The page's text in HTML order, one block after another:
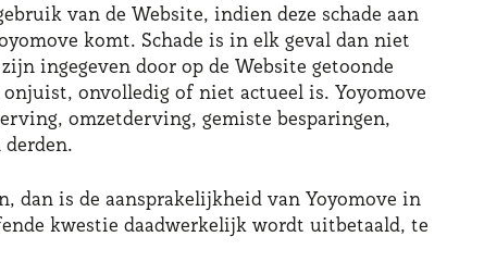
van de Website, indien deze schade aan
komt. Schade is in elk geval dan niet
ingegeven door op de Website getoonde
onvolledig of niet actueel is. Yoyomove
omzetderving, gemiste besparingen,
dan is de aansprakelijkheid van Yoyomove in
kwestie daadwerkelijk wordt uitbetaald, te